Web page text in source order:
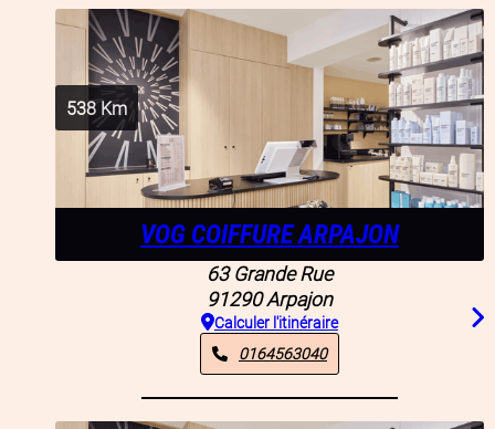
538Km
VOG COIFFURE ARPAJON
63 Grande Rue
91290Arpajon
Calculer l'itinéraire
0164563040